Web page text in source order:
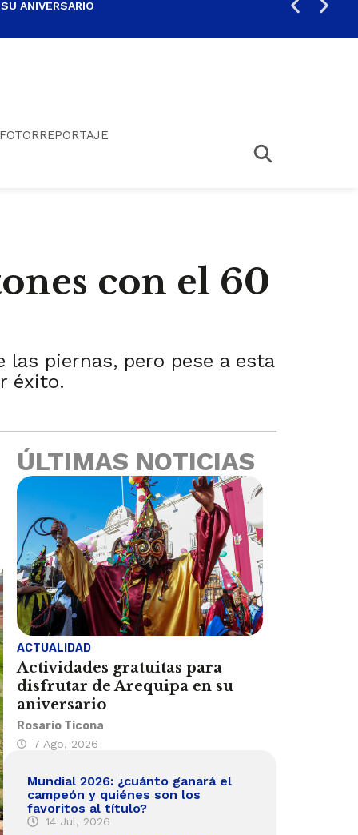
ANIVERSARIO
con el 60
piernas, pero pese a esta
éxito.
ÚLTIMAS NOTICIAS
ACTUALIDAD
Actividades gratuitas para
disfrutar de Arequipa en su
aniversario
Rosario Ticona
7 Ago, 2026
Mundial 2026: ¿cuánto ganará el
campeón y quiénes son los
favoritos al título?
14 Jul, 2026